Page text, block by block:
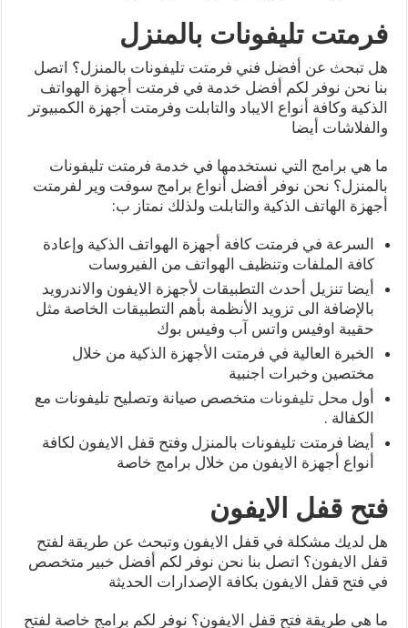
فرمتت تليفونات بالمنزل
هل تبحث عن أفضل فني فرمتت تليفونات بالمنزل؟ اتصل
بنا نحن نوفر لكم أفضل خدمة في فرمتت أجهزة الهواتف
الذكية وكافة أنواع الايباد والتابلت وفرمتت أجهزة الكمبيوتر
والفلاشات أيضا
ما هي برامج التي نستخدمها في خدمة فرمتت تليفونات
بالمنزل؟ نحن نوفر أفضل أنواع برامج سوفت وير لفرمتت
أجهزة الهاتف الذكية والتابلت ولذلك نمتاز ب:
السرعة في فرمتت كافة أجهزة الهواتف الذكية وإعادة
كافة الملفات وتنظيف الهواتف من الفيروسات
أيضا تنزيل أحدث التطبيقات لأجهزة الايفون والاندرويد
بالإضافة الى تزويد الأنظمة بأهم التطبيقات الخاصة مثل
حقيبة اوفيس واتس آب وفيس بوك
الخبرة العالية في فرمتت الأجهزة الذكية من خلال
مختصين وخبرات اجنبية
أول محل تليفونات متخصص صيانة وتصليح تليفونات مع
الكفالة .
أيضا فرمتت تليفونات بالمنزل وفتح قفل الايفون لكافة
أنواع أجهزة الايفون من خلال برامج خاصة
فتح قفل الايفون
هل لديك مشكلة في قفل الايفون وتبحث عن طريقة لفتح
قفل الايفون؟ اتصل بنا نحن نوفر لكم أفضل خبير متخصص
في فتح قفل الايفون بكافة الإصدارات الحديثة
ما هي طريقة فتح قفل الايفون؟ نوفر لكم برامج خاصة لفتح